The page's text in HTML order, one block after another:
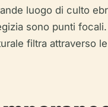
luogo di culto
sono punti
filtra attraverso